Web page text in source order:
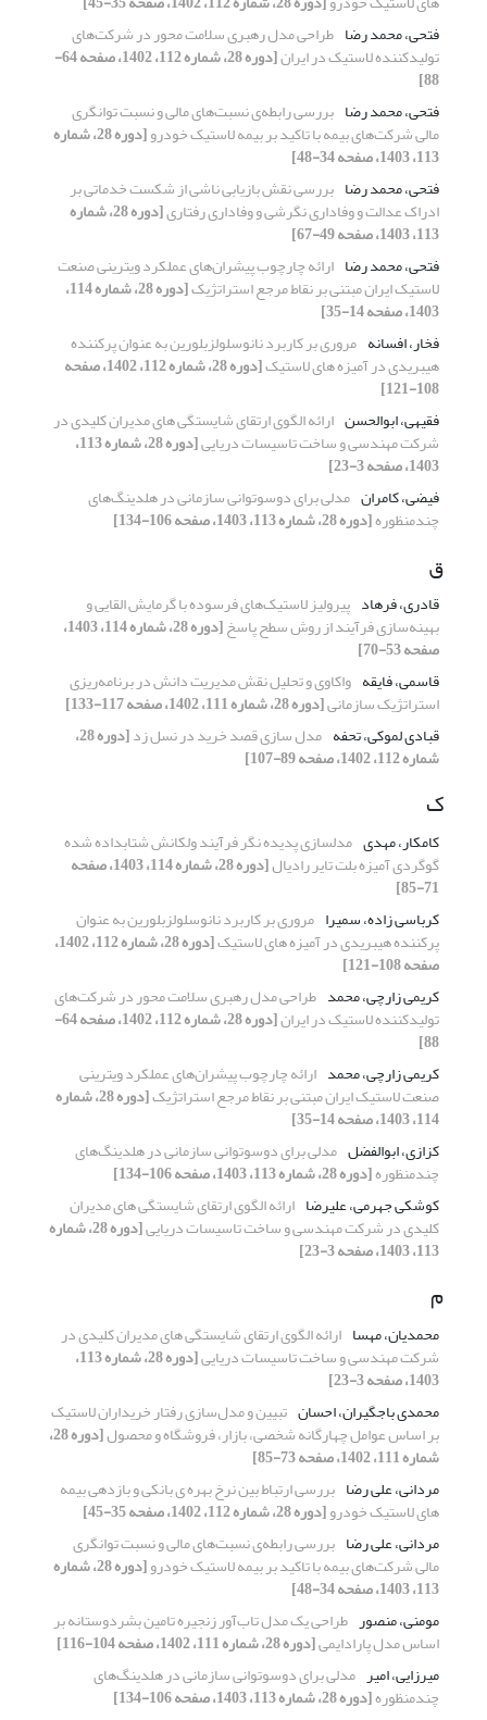
فتحی، محمد رضا طراحی مدل رهبری سلامت محور در شرکت‌های
تولیدکننده لاستیک در ایران [دوره 28، شماره 112، 1402، صفحه 64-
88]
فتحی، محمد رضا بررسی رابطه‌ی نسبت‌های مالی و نسبت توانگری
مالی شرکت‌های بیمه با تاکید بر بیمه لاستیک خودرو [دوره 28، شماره
113، 1403، صفحه 34-48]
فتحی، محمد رضا بررسی نقش بازیابی ناشی از شکست خدماتی بر
ادراک عدالت و وفاداری نگرشی و وفاداری رفتاری [دوره 28، شماره
113، 1403، صفحه 49-67]
فتحی، محمد رضا ارائه چارچوب پیشران‌های عملکرد ویترینی صنعت
لاستیک ایران مبتنی بر نقاط مرجع استراتژیک [دوره 28، شماره 114،
1403، صفحه 14-35]
فخار، افسانه مروری بر کاربرد نانوسلولزبلورین به عنوان پرکننده
هیبریدی در آمیزه های لاستیک [دوره 28، شماره 112، 1402، صفحه
108-121]
فقیهی، ابوالحسن ارائه الگوی ارتقای شایستگی های مدیران کلیدی در
شرکت مهندسی و ساخت تاسیسات دریایی [دوره 28، شماره 113،
1403، صفحه 3-23]
فیضی، کامران مدلی برای دوسوتوانی سازمانی در هلدینگ‌های
چندمنظوره[دوره 28، شماره 113، 1403، صفحه 106-134]
ق
قادری، فرهاد پیرولیز لاستیک‌های فرسوده با گرمایش القایی و
بهینه‌سازی فرآیند از روش سطح پاسخ [دوره 28، شماره 114، 1403،
صفحه 53-70]
قاسمی، فایقه واکاوی و تحلیل نقش مدیریت دانش در برنامه‌ریزی
استراتژیک سازمانی[دوره 28، شماره 111، 1402، صفحه 117-133]
قبادی لموکی، تحفه مدل سازی قصد خرید در نسل زد [دوره 28،
شماره 112، 1402، صفحه 89-107]
ک
کامکار، مهدی مدلسازی پدیده نگر فرآیند ولکانش شتابداده شده
گوگردی آمیزه بلت تایر رادیال [دوره 28، شماره 114، 1403، صفحه
71-85]
کرباسی زاده، سمیرا مروری بر کاربرد نانوسلولزبلورین به عنوان
پرکننده هیبریدی در آمیزه های لاستیک [دوره 28، شماره 112، 1402،
صفحه 108-121]
کریمی زارچی، محمد طراحی مدل رهبری سلامت محور در شرکت‌های
تولیدکننده لاستیک در ایران [دوره 28، شماره 112، 1402، صفحه 64-
88]
کریمی زارچی، محمد ارائه چارچوب پیشران‌های عملکرد ویترینی
صنعت لاستیک ایران مبتنی بر نقاط مرجع استراتژیک [دوره 28، شماره
114، 1403، صفحه 14-35]
کزازی، ابوالفضل مدلی برای دوسوتوانی سازمانی در هلدینگ‌های
چندمنظوره[دوره 28، شماره 113، 1403، صفحه 106-134]
کوشکی جهرمی، علیرضا ارائه الگوی ارتقای شایستگی های مدیران
کلیدی در شرکت مهندسی و ساخت تاسیسات دریایی [دوره 28، شماره
113، 1403، صفحه 3-23]
م
محمدیان، مهسا ارائه الگوی ارتقای شایستگی های مدیران کلیدی در
شرکت مهندسی و ساخت تاسیسات دریایی [دوره 28، شماره 113،
1403، صفحه 3-23]
محمدی باجگیران، احسان تبیین و مدل‌سازی رفتار خریداران لاستیک
بر اساس عوامل چهارگانه شخصی، بازار، فروشگاه و محصول [دوره 28،
شماره 111، 1402، صفحه 73-85]
مردانی، علی رضا بررسی ارتباط بین نرخ بهره ی بانکی و بازدهی بیمه
های لاستیک خودرو[دوره 28، شماره 112، 1402، صفحه 35-45]
مردانی، علی رضا بررسی رابطه‌ی نسبت‌های مالی و نسبت توانگری
مالی شرکت‌های بیمه با تاکید بر بیمه لاستیک خودرو [دوره 28، شماره
113، 1403، صفحه 34-48]
مومنی، منصور طراحی یک مدل تاب‌آور زنجیره تامین بشردوستانه بر
اساس مدل پارادایمی[دوره 28، شماره 111، 1402، صفحه 104-116]
میرزایی، امیر مدلی برای دوسوتوانی سازمانی در هلدینگ‌های
چندمنظوره[دوره 28، شماره 113، 1403، صفحه 106-134]